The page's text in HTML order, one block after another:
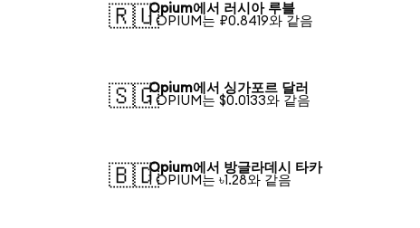
🇷🇺Opium에서 러시아 루블
1 OPIUM는 ₽0.8419와 같음
🇸🇬Opium에서 싱가포르 달러
1 OPIUM는 $0.0133와 같음
🇧🇩Opium에서 방글라데시 타카
1 OPIUM는 ৳1.28와 같음